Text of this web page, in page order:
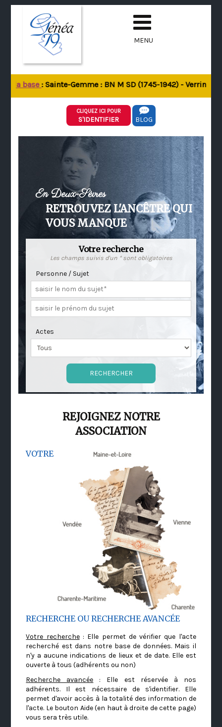
MENU
la base: Sainte-Gemme : BN M SD (1745-1942) - Verrines-
CLIQUEZ ICI POUR
S'IDENTIFIER BLOG
En Deux-Sèvres
RETROUVEZ L'ANCÊTRE QUI
VOUS MANQUE
Votre recherche
Les champs suivis d'un * sont obligatoires
Personne / Sujet
Actes
REJOIGNEZ NOTRE
ASSOCIATION
VOTRE
RECHERCHE OU RECHERCHE AVANCÉE
Votre recherche: Elle permet de vérifier que l'acte
recherché est dans notre base de données. Mais il
n'y a aucune indications de lieux et de date. Elle est
ouverte à tous (adhérents ou non)
Recherche avancée : Elle est réservée à nos
adhérents. Il est nécessaire de s'identifier. Elle
permet d'avoir accès à la totalité des information de
l'acte. Le bouton Aide (en haut à droite de cette page)
vous sera très utile.